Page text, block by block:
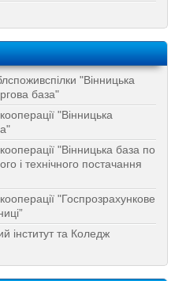
"Вінницька
база"
"Вінницька
"Вінницька база по
і технічного постачання
"Госпрозрахункове
інститут та Коледж